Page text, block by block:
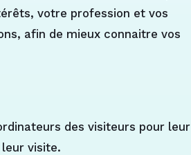
votre profession et vos
afin de mieux connaitre vos
des visiteurs pour leur
visite.